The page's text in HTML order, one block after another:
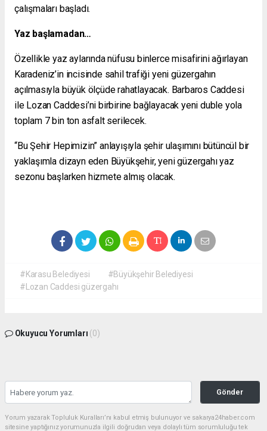
çalışmaları başladı.
Yaz başlamadan…
Özellikle yaz aylarında nüfusu binlerce misafirini ağırlayan
Karadeniz’in incisinde sahil trafiği yeni güzergahın
açılmasıyla büyük ölçüde rahatlayacak. Barbaros Caddesi
ile Lozan Caddesi’ni birbirine bağlayacak yeni duble yola
toplam 7 bin ton asfalt serilecek.
“Bu Şehir Hepimizin” anlayışıyla şehir ulaşımını bütüncül bir
yaklaşımla dizayn eden Büyükşehir, yeni güzergahı yaz
sezonu başlarken hizmete almış olacak.
#Karasu Belediyesi
#Büyükşehir Belediyesi
#Lozan Caddesi güzergahı
Okuyucu Yorumları (0)
Gönder
Yorum yazarak Topluluk Kuralları’nı kabul etmiş bulunuyor ve sakarya24haber.com
sitesine yaptığınız yorumunuzla ilgili doğrudan veya dolaylı tüm sorumluluğu tek